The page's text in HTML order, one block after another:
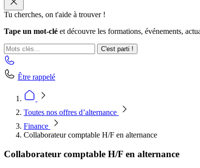
Tu cherches, on t'aide à trouver !
Tape un mot-clé et découvre les formations, événements,
C'est parti !
Être rappelé
Toutes nos offres d’alternance
Finance
Collaborateur comptable H/F en alternance
Collaborateur comptable H/F en alternance